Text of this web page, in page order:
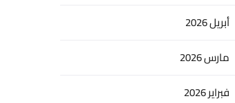
أبريل 2026
مارس 2026
فبراير 2026